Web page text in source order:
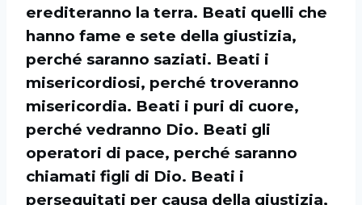
erediteranno la terra. Beati quelli che
hanno fame e sete della giustizia,
perché saranno saziati. Beati i
misericordiosi, perché troveranno
misericordia. Beati i puri di cuore,
perché vedranno Dio. Beati gli
operatori di pace, perché saranno
chiamati figli di Dio. Beati i
perseguitati per causa della giustizia,